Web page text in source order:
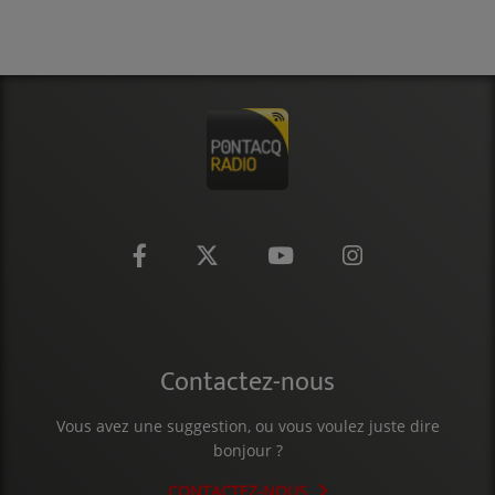
Contactez-nous
Vous avez une suggestion, ou vous voulez juste dire
bonjour ?
CONTACTEZ-NOUS